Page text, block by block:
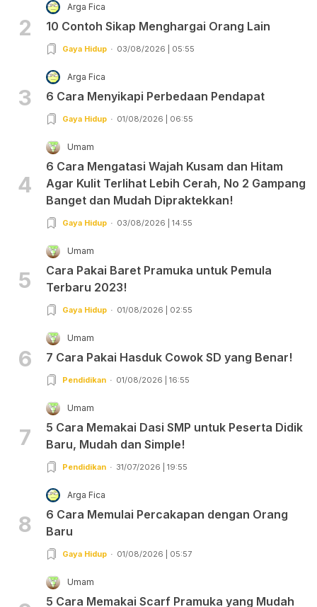
2
Arga Fica
10 Contoh Sikap Menghargai Orang Lain
Gaya Hidup 03/08/2026 | 05:55
3
Arga Fica
6 Cara Menyikapi Perbedaan Pendapat
Gaya Hidup 01/08/2026 | 06:55
4
Umam
6 Cara Mengatasi Wajah Kusam dan Hitam
Agar Kulit Terlihat Lebih Cerah, No 2 Gampang
Banget dan Mudah Dipraktekkan!
Gaya Hidup 03/08/2026 | 14:55
5
Umam
Cara Pakai Baret Pramuka untuk Pemula
Terbaru 2023!
Gaya Hidup 01/08/2026 | 02:55
6
Umam
7 Cara Pakai Hasduk Cowok SD yang Benar!
Pendidikan 01/08/2026 | 16:55
7
Umam
5 Cara Memakai Dasi SMP untuk Peserta Didik
Baru, Mudah dan Simple!
Pendidikan 31/07/2026 | 19:55
8
Arga Fica
6 Cara Memulai Percakapan dengan Orang
Baru
Gaya Hidup 01/08/2026 | 05:57
Umam
5 Cara Memakai Scarf Pramuka yang Mudah